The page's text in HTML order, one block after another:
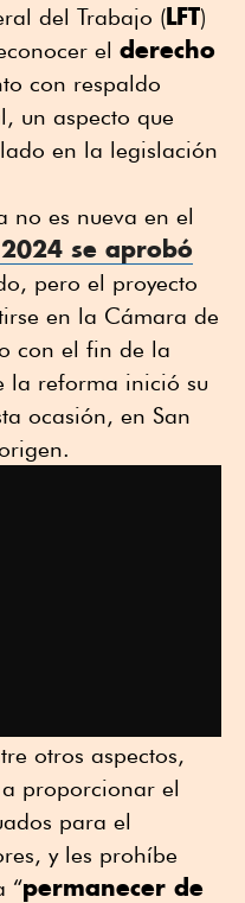
del Trabajo (LFT)
el derecho
con respaldo
un aspecto que
en la legislación
no es nueva en el
se aprobó
pero el proyecto
en la Cámara de
con el fin de la
la reforma inició su
ocasión, en San
otros aspectos,
proporcionar el
para el
y les prohíbe
“permanecer de